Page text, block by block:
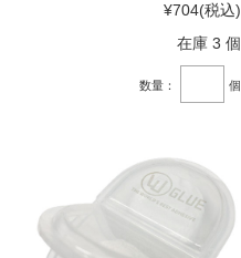
¥704(税込)
在庫 3 個
数量： 個